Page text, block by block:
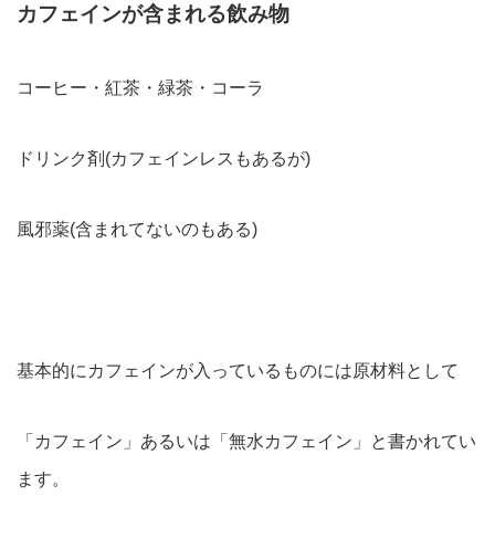
カフェインが含まれる飲み物
コーヒー・紅茶・緑茶・コーラ
ドリンク剤(カフェインレスもあるが)
風邪薬(含まれてないのもある)
基本的にカフェインが入っているものには原材料として
「カフェイン」あるいは「無水カフェイン」と書かれてい
ます。